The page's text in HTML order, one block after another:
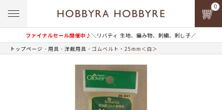
ファイナルセール開催中♪＼リバティ 生地、編み物、刺繍、刺し子／
0
トップページ 用具 洋裁用具 ゴムベルト・25mm＜白＞